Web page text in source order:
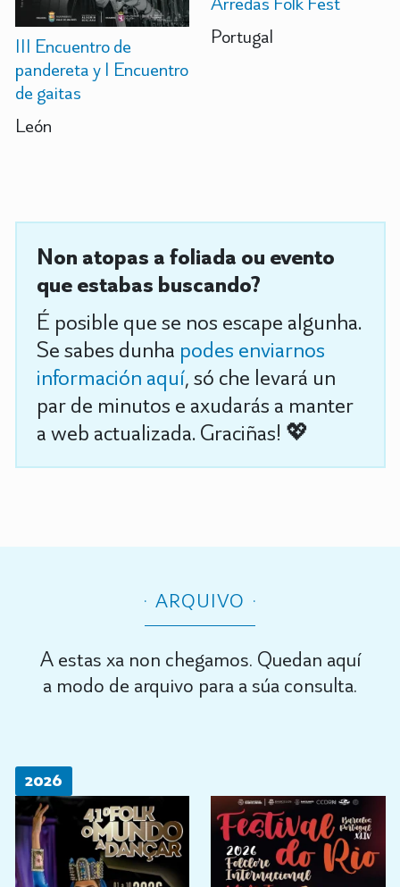
III Encuentro de
pandereta y I Encuentro
de gaitas
León
Portugal
Non atopas a foliada ou evento
que estabas buscando?
É posible que se nos escape algunha.
Se sabes dunha podes enviarnos
información aquí, só che levará un
par de minutos e axudarás a manter
a web actualizada. Graciñas! 💖
ARQUIVO
A estas xa non chegamos. Quedan aquí
a modo de arquivo para a súa consulta.
2026